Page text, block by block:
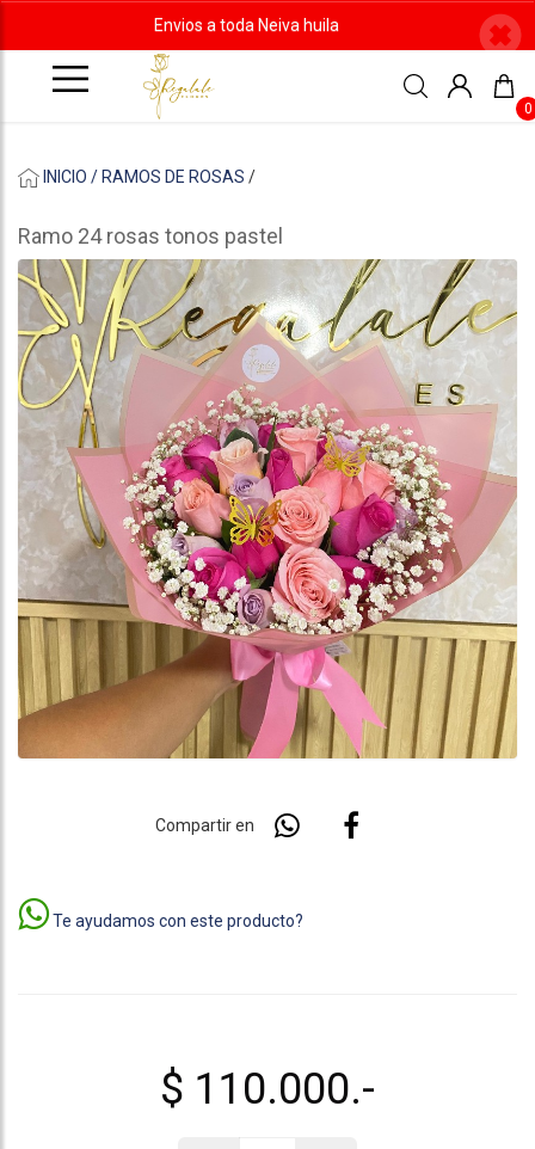
Envios a toda Neiva huila
0
INICIO / RAMOS DE ROSAS /
Ramo 24 rosas tonos pastel
Compartir en
Te ayudamos con este producto?
$ 110.000.-